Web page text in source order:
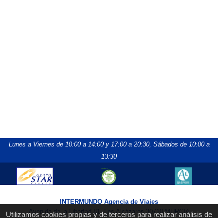
Utilizamos cookies propias y de terceros para realizar análisis de
Lunes a Viernes de 10:00 a 14:00 y 17:00 a 20:30, Sábados de 10:00 a
13:30
INTERMUNDO Agencia de Viajes
Avenida de la Libertad 81, Los Alcázares 30710 MURCIA